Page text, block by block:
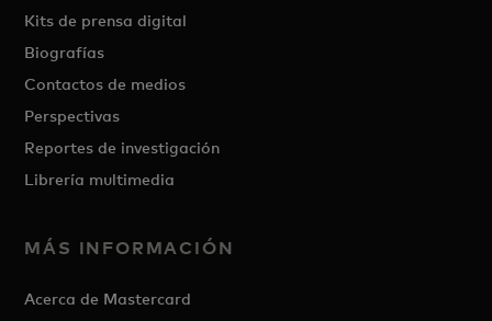
Kits de prensa digital
Biografías
Contactos de medios
Perspectivas
Reportes de investigación
Librería multimedia
MÁS INFORMACIÓN
Acerca de Mastercard